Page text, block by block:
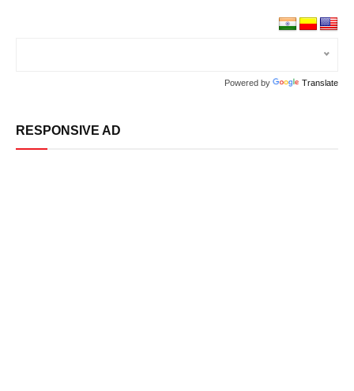
Powered by Translate
RESPONSIVE AD